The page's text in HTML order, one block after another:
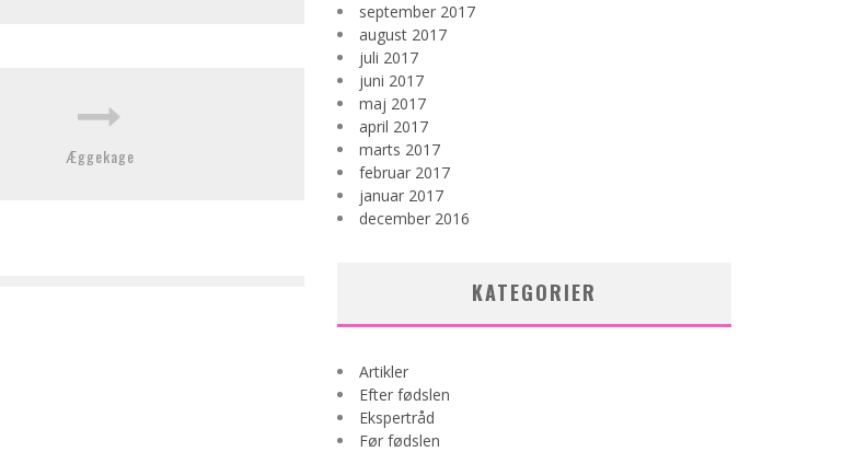
Æggekage
september 2017
august 2017
juli 2017
juni 2017
maj 2017
april 2017
marts 2017
februar 2017
januar 2017
december 2016
KATEGORIER
Artikler
Efter fødslen
Ekspertråd
Før fødslen